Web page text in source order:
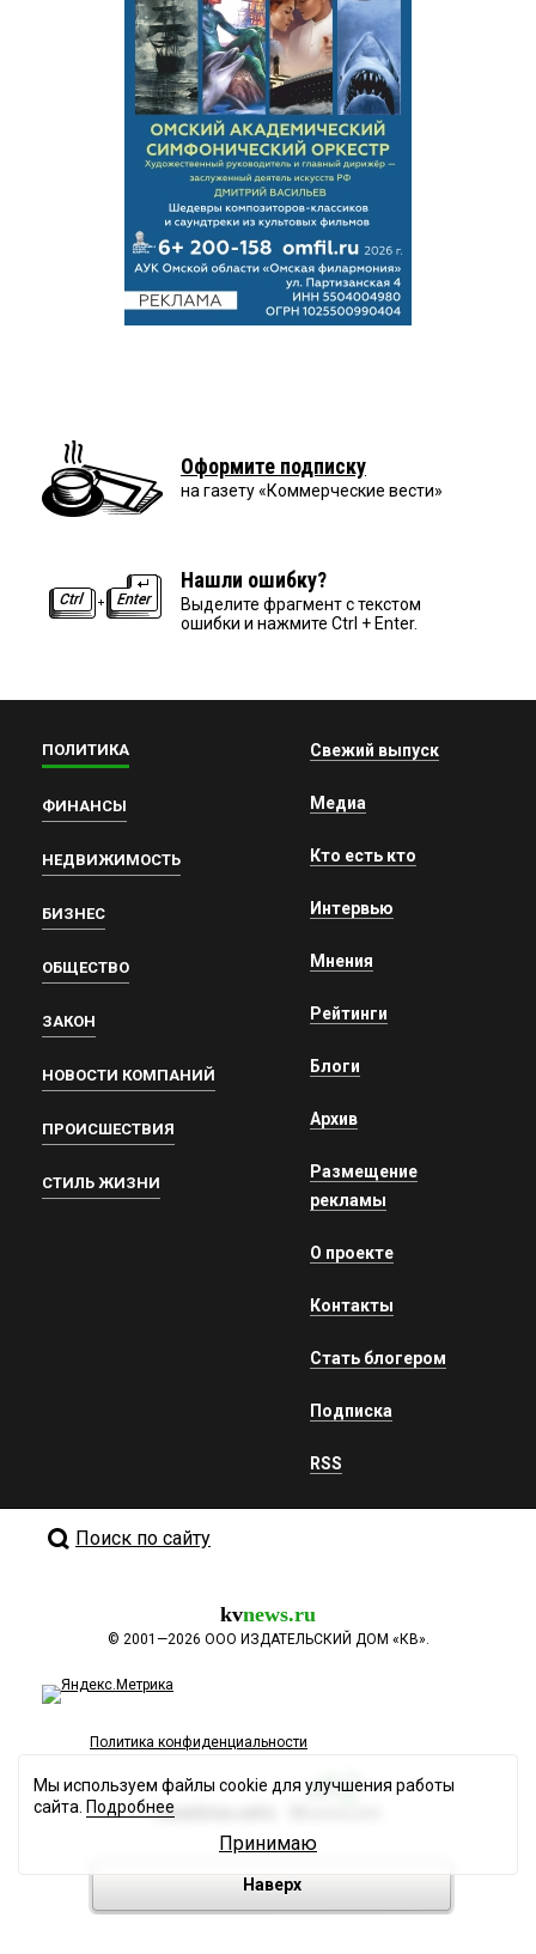
Оформите подписку
на газету «Коммерческие вести»
Нашли ошибку?
Выделите фрагмент с текстом
ошибки и нажмите Ctrl + Enter.
ПОЛИТИКА
ФИНАНСЫ
НЕДВИЖИМОСТЬ
БИЗНЕС
ОБЩЕСТВО
ЗАКОН
НОВОСТИ КОМПАНИЙ
ПРОИСШЕСТВИЯ
СТИЛЬ ЖИЗНИ
Свежий выпуск
Медиа
Кто есть кто
Интервью
Мнения
Рейтинги
Блоги
Архив
Размещение
рекламы
О проекте
Контакты
Стать блогером
Подписка
RSS
Поиск по сайту
kvnews.ru
© 2001—2026 ООО ИЗДАТЕЛЬСКИЙ ДОМ «КВ».
Политика конфиденциальности
Разработка сайта
Наверх
Мы используем файлы cookie для улучшения работы
сайта. Подробнее
Принимаю